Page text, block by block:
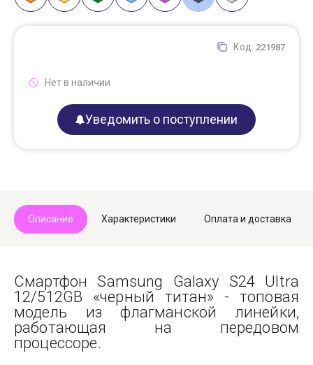
Код: 221987
Нет в наличии
Уведомить о поступлении
Описание Характеристики Оплата и доставка
Смартфон Samsung Galaxy S24 Ultra
12/512GB «черный титан» - топовая
модель из флагманской линейки,
работающая на передовом
процессоре.